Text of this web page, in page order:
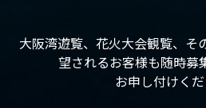
大阪湾遊覧、花火大会観覧、そ
望されるお客様も随時募
お申し付けくだ